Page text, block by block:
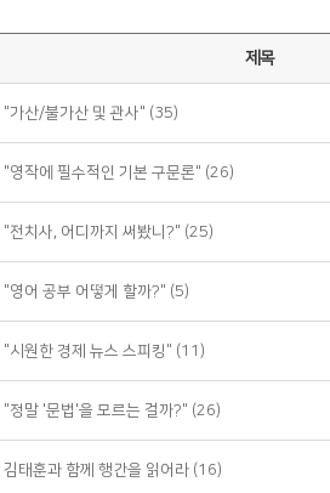
제목
가산/불가산 및 관사" (35)
영작에 필수적인 기본 구문론" (26)
전치사, 어디까지 써봤니?" (25)
영어 공부 어떻게 할까?" (5)
시원한 경제 뉴스 스피킹" (11)
정말 '문법'을 모르는 걸까?" (26)
태훈과 함께 행간을 읽어라 (16)